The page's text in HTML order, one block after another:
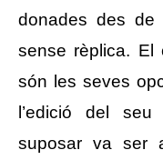
donades des de
sense rèplica. El
són les seves
l’edició del
suposar va ser